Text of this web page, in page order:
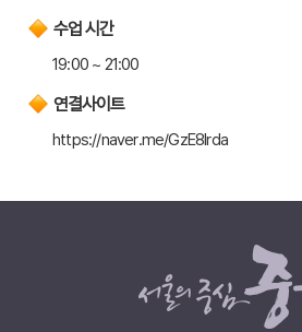
수업 시간
19:00 ~ 21:00
연결사이트
https://naver.me/GzE8lrda